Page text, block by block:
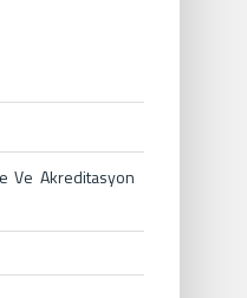
Ve Akreditasyon